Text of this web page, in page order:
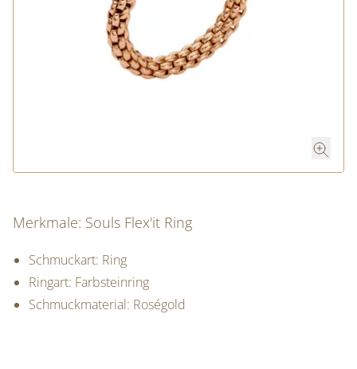
Merkmale: Souls Flex'it Ring
Schmuckart: Ring
Ringart: Farbsteinring
Schmuckmaterial: Roségold